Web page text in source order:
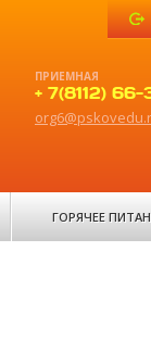
ПРИЕМНАЯ
+ 7(8112)
ГОРЯЧЕЕ